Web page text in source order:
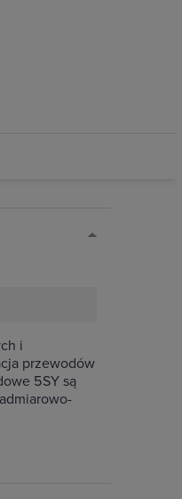
i
przewodów
5SY są